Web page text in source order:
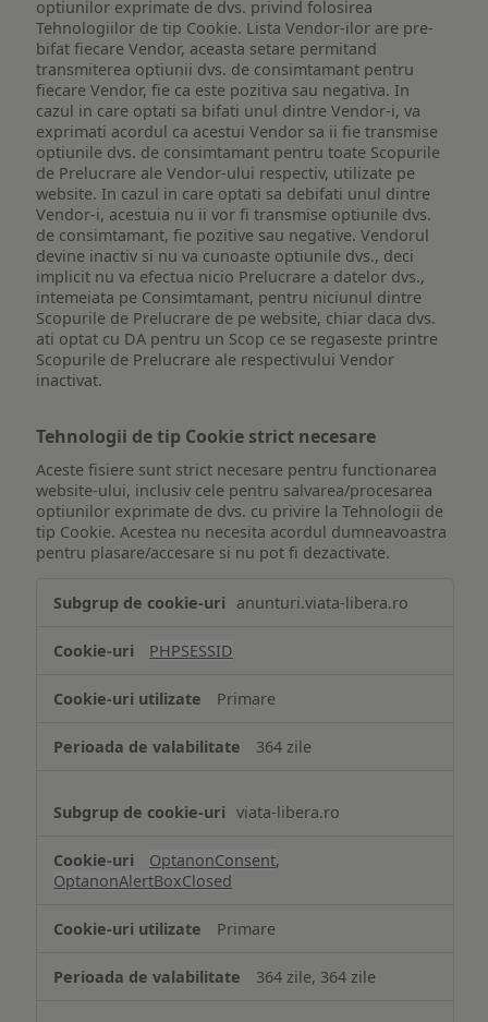
optiunilor exprimate de dvs. privind folosirea
Tehnologiilor de tip Cookie. Lista Vendor-ilor are pre-
bifat fiecare Vendor, aceasta setare permitand
transmiterea optiunii dvs. de consimtamant pentru
fiecare Vendor, fie ca este pozitiva sau negativa. In
cazul in care optati sa bifati unul dintre Vendor-i, va
exprimati acordul ca acestui Vendor sa ii fie transmise
optiunile dvs. de consimtamant pentru toate Scopurile
de Prelucrare ale Vendor-ului respectiv, utilizate pe
website. In cazul in care optati sa debifati unul dintre
Vendor-i, acestuia nu ii vor fi transmise optiunile dvs.
de consimtamant, fie pozitive sau negative. Vendorul
devine inactiv si nu va cunoaste optiunile dvs., deci
implicit nu va efectua nicio Prelucrare a datelor dvs.,
intemeiata pe Consimtamant, pentru niciunul dintre
Scopurile de Prelucrare de pe website, chiar daca dvs.
ati optat cu DA pentru un Scop ce se regaseste printre
Scopurile de Prelucrare ale respectivului Vendor
inactivat.
Tehnologii de tip Cookie strict necesare
Aceste fisiere sunt strict necesare pentru functionarea
website-ului, inclusiv cele pentru salvarea/procesarea
optiunilor exprimate de dvs. cu privire la Tehnologii de
tip Cookie. Acestea nu necesita acordul dumneavoastra
pentru plasare/accesare si nu pot fi dezactivate.
de
Cookie
necesare
anunturi.viata-libera.ro
PHPSESSID
Primare
364 zile
viata-libera.ro
OptanonConsent,
OptanonAlertBoxClosed
Primare
364 zile, 364 zile